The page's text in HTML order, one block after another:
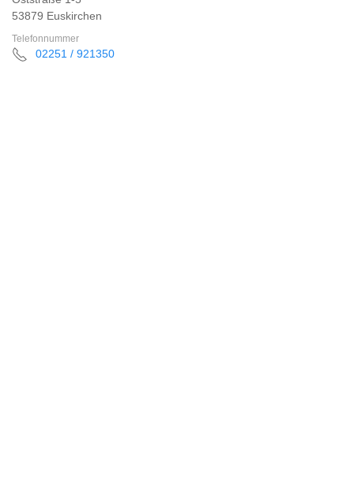
53879 Euskirchen
Telefonnummer
02251 / 921350